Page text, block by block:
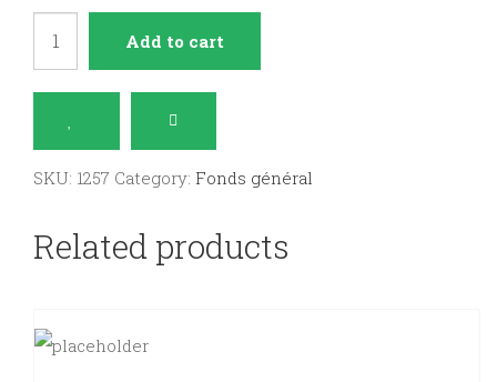
N°
cycliste
quantity
Add to cart
SKU: 1257 Category: Fonds général
Related products